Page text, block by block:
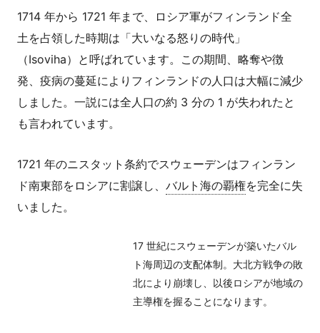
1714 年から 1721 年まで、ロシア軍がフィンランド全
土を占領した時期は「大いなる怒りの時代」
（Isoviha）と呼ばれています。この期間、略奪や徴
発、疫病の蔓延によりフィンランドの人口は大幅に減少
しました。一説には全人口の約 3 分の 1 が失われたと
も言われています。
1721 年のニスタット条約でスウェーデンはフィンラン
ド南東部をロシアに割譲し、 バルト海の覇権を完全に失
いました。
17 世紀にスウェーデンが築いたバル
ト海周辺の支配体制。大北方戦争の敗
北により崩壊し、以後ロシアが地域の
主導権を握ることになります。